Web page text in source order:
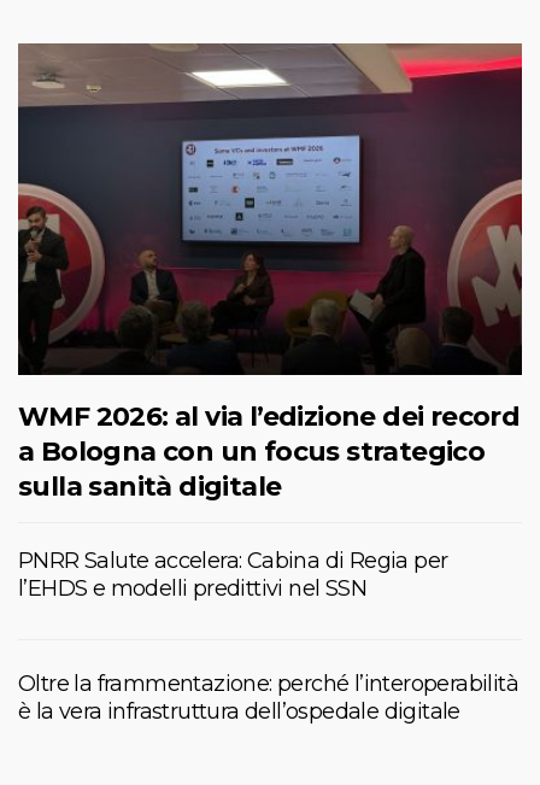
WMF 2026: al via l’edizione dei record
a Bologna con un focus strategico
sulla sanità digitale
PNRR Salute accelera: Cabina di Regia per
l’EHDS e modelli predittivi nel SSN
Oltre la frammentazione: perché l’interoperabilità
è la vera infrastruttura dell’ospedale digitale